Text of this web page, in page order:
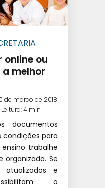
online ou
a melhor
de março de 2018
Leitura: 4 min
documentos
condições para
trabalhe
Se
atualizados e
o